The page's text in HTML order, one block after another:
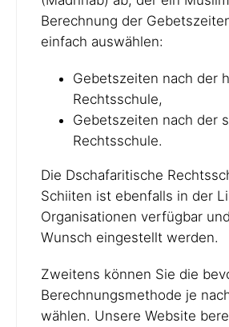
Berechnung der
einfach auswählen:
Gebetszeiten nach der
Rechtsschule,
Gebetszeiten nach der
Rechtsschule.
Die Dschafaritische
Schiiten ist ebenfalls in der
Organisationen verfügbar
Wunsch eingestellt werden.
Zweitens können Sie die
Berechnungsmethode je
wählen. Unsere Website